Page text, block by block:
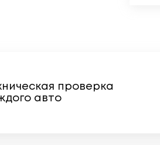
проверка
авто